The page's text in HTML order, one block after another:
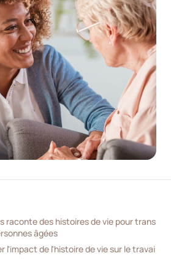
raconte des histoires de vie pour trans
âgées
l'impact de l'histoire de vie sur le travai